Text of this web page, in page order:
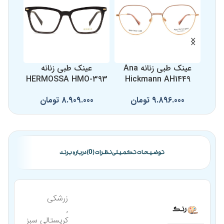
عینک طبی زنانه Ana
Hickmann AH1449
9.896.000 تومان
عینک طبی زنانه
HERMOSSA HMO-393
8.909.000 تومان
توضیحات تکمیلینظرات (0) درباره برند
رنگ
زرشکی
,
کریستالی سبز